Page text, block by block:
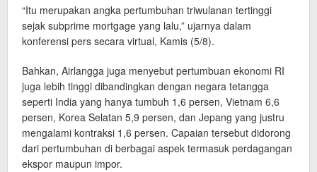
“Itu merupakan angka pertumbuhan triwulanan tertinggi
sejak subprime mortgage yang lalu,” ujarnya dalam
konferensi pers secara virtual, Kamis (5/8).
Bahkan, Airlangga juga menyebut pertumbuan ekonomi RI
juga lebih tinggi dibandingkan dengan negara tetangga
seperti India yang hanya tumbuh 1,6 persen, Vietnam 6,6
persen, Korea Selatan 5,9 persen, dan Jepang yang justru
mengalami kontraksi 1,6 persen. Capaian tersebut didorong
dari pertumbuhan di berbagai aspek termasuk perdagangan
ekspor maupun impor.